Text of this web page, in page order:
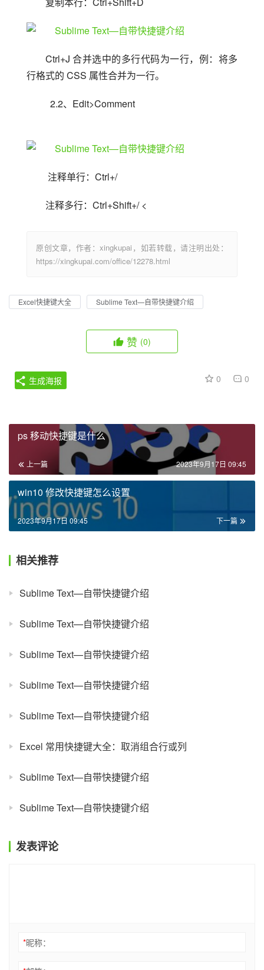
Ctrl+J 合并选中的多行代码为一行，例：将多
行格式的 CSS 属性合并为一行。
  2.2、Edit>Comment
注释单行：Ctrl+/
注释多行：Ctrl+Shift+/ <
原创文章，作者：xingkupai，如若转载，请注明出处：
https://xingkupai.com/office/12278.html
Excel快捷键大全 Sublime Text—自带快捷键介绍
赞 (0)
0 0
生成海报
ps 移动快捷键是什么
上一篇 2023年9月17日 09:45
win10 修改快捷键怎么设置
下一篇
2023年9月17日 09:45
相关推荐
Sublime Text—自带快捷键介绍
Sublime Text—自带快捷键介绍
Sublime Text—自带快捷键介绍
Sublime Text—自带快捷键介绍
Sublime Text—自带快捷键介绍
Excel 常用快捷键大全：取消组合行或列
Sublime Text—自带快捷键介绍
Sublime Text—自带快捷键介绍
发表评论
*昵称：